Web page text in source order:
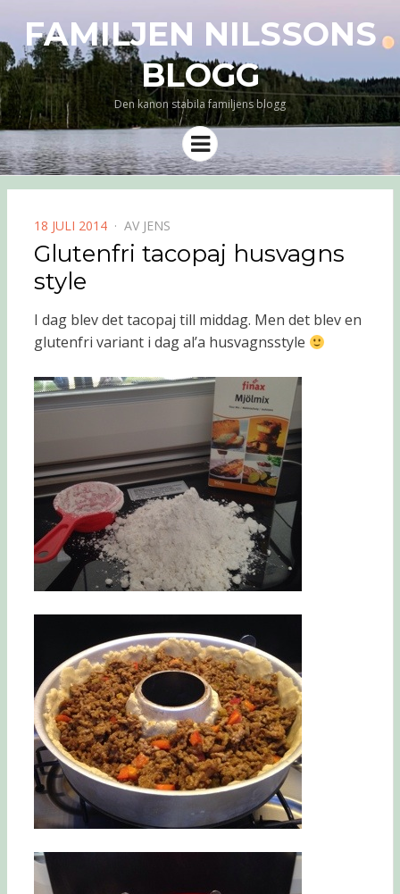
FAMILJEN NILSSONS
BLOGG
Den kanon stabila familjens blogg
Meny
PUBLICERAD
DEN
18 JULI 2014 AV JENS
Glutenfri tacopaj husvagns
style
I dag blev det tacopaj till middag. Men det blev en
glutenfri variant i dag al’a husvagnsstyle